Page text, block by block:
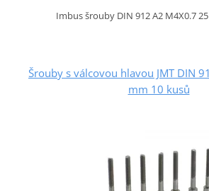
Imbus šrouby DIN 912 A2 M4X0.7
Šrouby s válcovou hlavou JMT DIN
mm 10 kusů